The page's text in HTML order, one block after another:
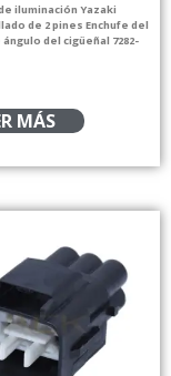
iluminación Yazaki
de 2 pines Enchufe del
del cigüeñal 7282-
MÁS